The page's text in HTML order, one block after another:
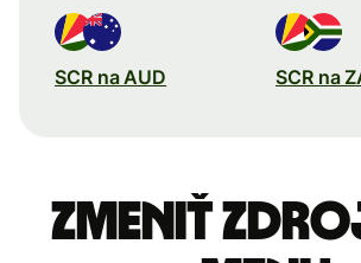
SCR na AUD SCR na
Zmeniť